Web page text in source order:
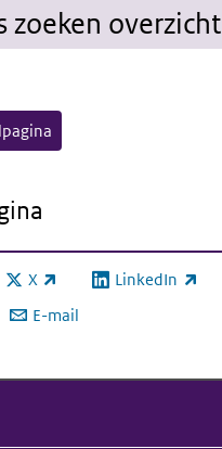
zoeken overzicht
X
(externe link) LinkedIn
(externe link)
E-mail